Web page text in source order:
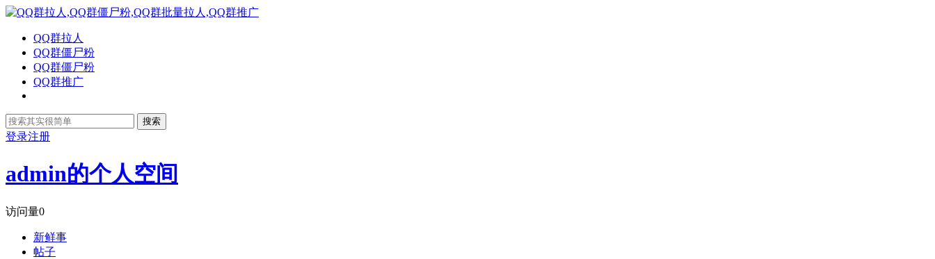
QQ群拉人
QQ群僵尸粉
QQ群僵尸粉
QQ群推广
搜索
登录注册
admin的个人空间
访问量0
新鲜事
帖子